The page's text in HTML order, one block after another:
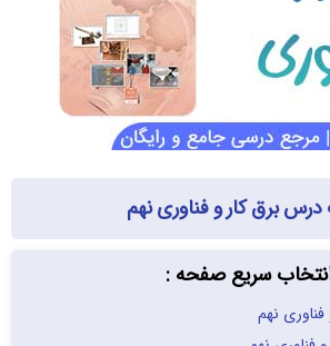
برق کار و فناوری نهم
سریع صفحه :
نهم